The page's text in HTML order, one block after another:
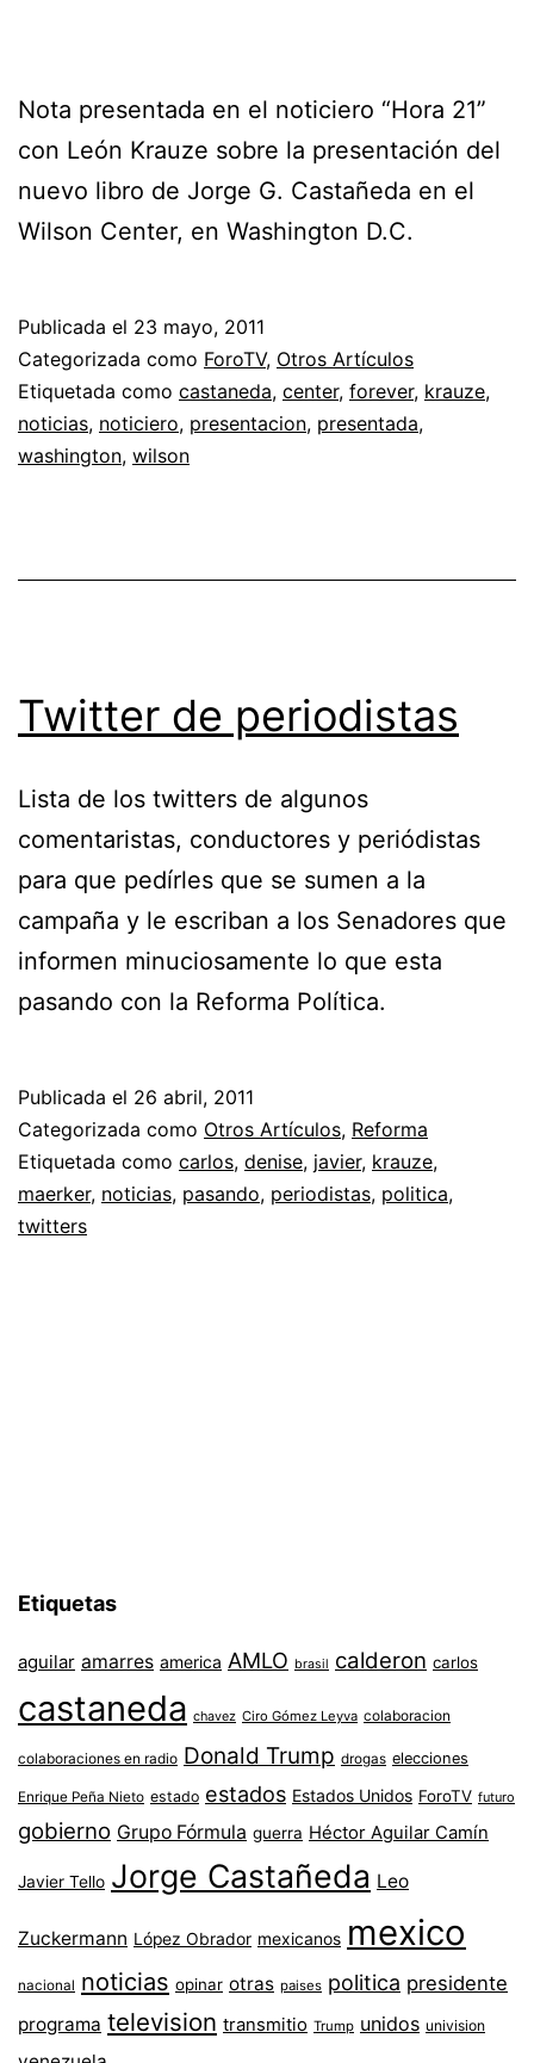
Nota presentada en el noticiero “Hora 21”
con León Krauze sobre la presentación del
nuevo libro de Jorge G. Castañeda en el
Wilson Center, en Washington D.C.
Publicada el 23 mayo, 2011
Categorizada como ForoTV, Otros Artículos
Etiquetada como castaneda, center, forever, krauze,
noticias, noticiero, presentacion, presentada,
washington, wilson
Twitter de periodistas
Lista de los twitters de algunos
comentaristas, conductores y periódistas
para que pedírles que se sumen a la
campaña y le escriban a los Senadores que
informen minuciosamente lo que esta
pasando con la Reforma Política.
Publicada el 26 abril, 2011
Categorizada como Otros Artículos, Reforma
Etiquetada como carlos, denise, javier, krauze,
maerker, noticias, pasando, periodistas, politica,
twitters
Etiquetas
aguilar amarres america AMLO brasil calderon carlos
castaneda chavez Ciro Gómez Leyva colaboracion
colaboraciones en radio Donald Trump drogas elecciones
Enrique Peña Nieto estado estados Estados Unidos ForoTV futuro
gobierno Grupo Fórmula guerra Héctor Aguilar Camín
Javier Tello Jorge Castañeda Leo
Zuckermann López Obrador mexicanos mexico
nacional noticias opinar otras paises politica presidente
programa television transmitio Trump unidos univision